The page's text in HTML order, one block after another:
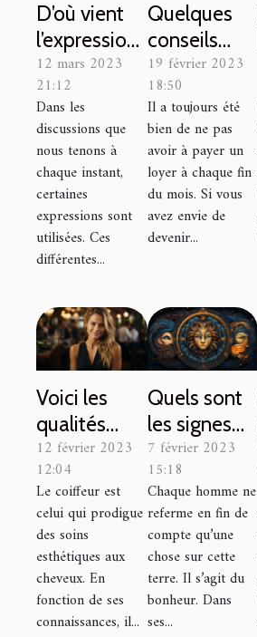
D’où vient
l’expression
''se jeter
dans la
gueule du
loup'' ?
12 mars 2023
21:12
Dans les
discussions que
nous tenons à
chaque instant,
certaines
expressions sont
utilisées. Ces
différentes...
Quelques
conseils
pour devenir
propriétaire
de sa
maison
19 février 2023
18:50
Il a toujours été
bien de ne pas
avoir à payer un
loyer à chaque fin
du mois. Si vous
avez envie de
devenir...
Voici les
qualités
d'un bon
coiffeur
12 février 2023
12:04
Le coiffeur est
celui qui prodigue
des soins
esthétiques aux
cheveux. En
fonction de ses
connaissances, il...
Quels sont
les signes
du zodiaque
qui
connaîtront
le bonheur
durant cette
année ?
7 février 2023
15:18
Chaque homme ne
referme en fin de
compte qu’une
chose sur cette
terre. Il s’agit du
bonheur. Dans
ses...